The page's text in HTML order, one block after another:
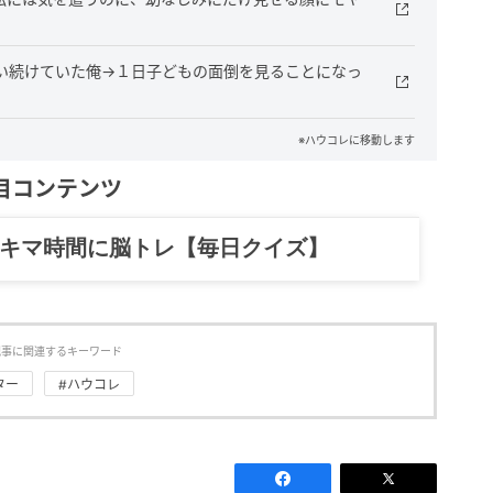
続けていた俺→１日子どもの面倒を見ることになっ
※ハウコレに移動します
コンテンツ
……全部、読めます。
に関連するキーワード
ー #ハウコレ